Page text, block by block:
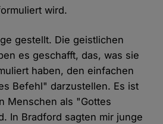
wird.
gestellt. Die geistlichen
es geschafft, das, was sie
haben, den einfachen
Befehl" darzustellen. Es ist
Menschen als "Gottes
In Bradford sagten mir junge